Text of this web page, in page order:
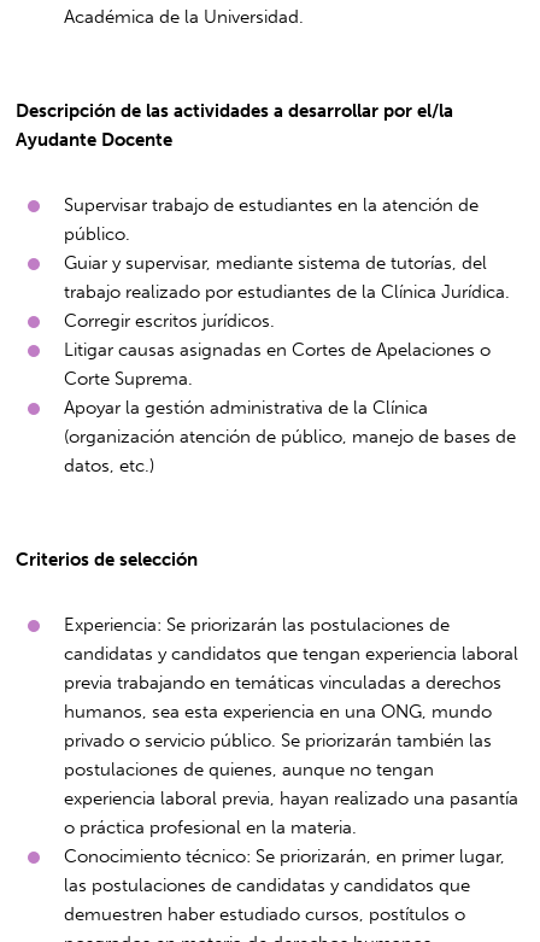
Académica de la Universidad.
Descripción de las actividades a desarrollar por el/la
Ayudante Docente
Supervisar trabajo de estudiantes en la atención de
público.
Guiar y supervisar, mediante sistema de tutorías, del
trabajo realizado por estudiantes de la Clínica Jurídica.
Corregir escritos jurídicos.
Litigar causas asignadas en Cortes de Apelaciones o
Corte Suprema.
Apoyar la gestión administrativa de la Clínica
(organización atención de público, manejo de bases de
datos, etc.)
Criterios de selección
Experiencia: Se priorizarán las postulaciones de
candidatas y candidatos que tengan experiencia laboral
previa trabajando en temáticas vinculadas a derechos
humanos, sea esta experiencia en una ONG, mundo
privado o servicio público. Se priorizarán también las
postulaciones de quienes, aunque no tengan
experiencia laboral previa, hayan realizado una pasantía
o práctica profesional en la materia.
Conocimiento técnico: Se priorizarán, en primer lugar,
las postulaciones de candidatas y candidatos que
demuestren haber estudiado cursos, postítulos o